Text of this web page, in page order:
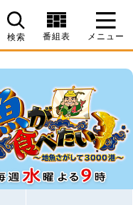
検索 番組表 メニュー